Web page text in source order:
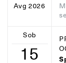
Avg 2026
Sob
15